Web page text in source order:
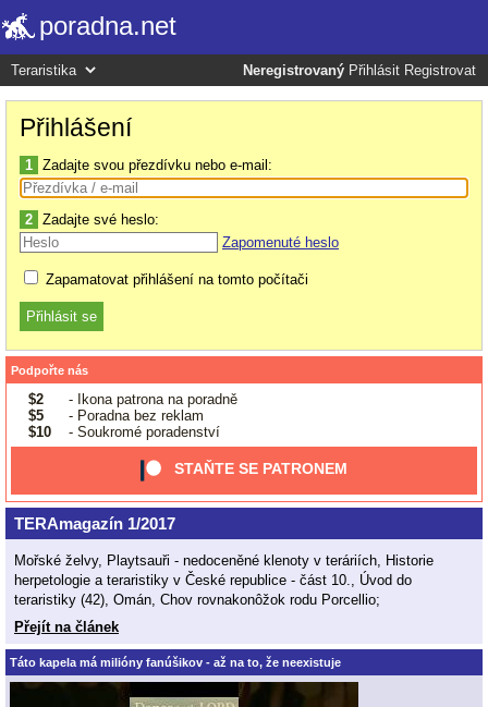
poradna.net
Neregistrovaný Přihlásit Registrovat
Přihlášení
1 Zadajte svou přezdívku nebo e-mail:
2 Zadajte své heslo:
Zapomenuté heslo
Zapamatovat přihlášení na tomto počítači
Podpořte nás
$2
- Ikona patrona na poradně
$5
- Poradna bez reklam
$10
- Soukromé poradenství
STAŇTE SE PATRONEM
TERAmagazín 1/2017
Mořské želvy, Playtsauři - nedoceněné klenoty v teráriích, Historie
herpetologie a teraristiky v České republice - část 10., Úvod do
teraristiky (42), Omán, Chov rovnakonôžok rodu Porcellio;
Přejít na článek
Táto kapela má milióny fanúšikov - až na to, že neexistuje